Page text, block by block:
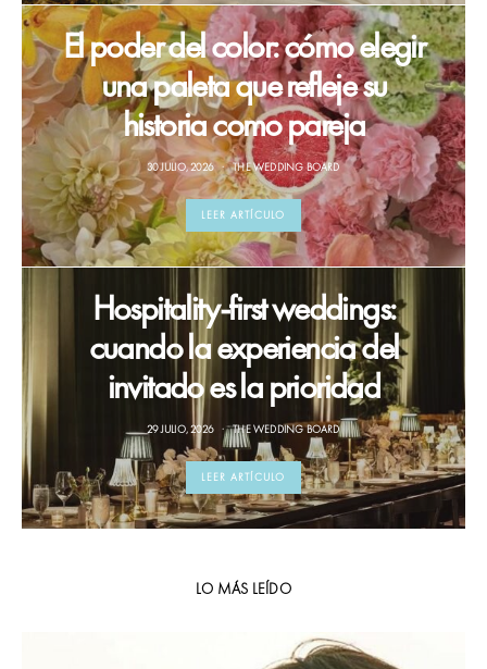
El poder del color: cómo elegir
una paleta que refleje su
historia como pareja
30 JULIO, 2026 THE WEDDING BOARD
LEER ARTÍCULO
Hospitality-first weddings:
cuando la experiencia del
invitado es la prioridad
29 JULIO, 2026 THE WEDDING BOARD
LEER ARTÍCULO
LO MÁS LEÍDO